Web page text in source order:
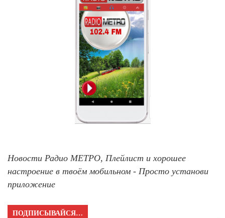
Новости Радио МЕТРО, Плейлист и хорошее
настроение в твоём мобильном - Просто установи
приложение
ПОДПИСЫВАЙСЯ…